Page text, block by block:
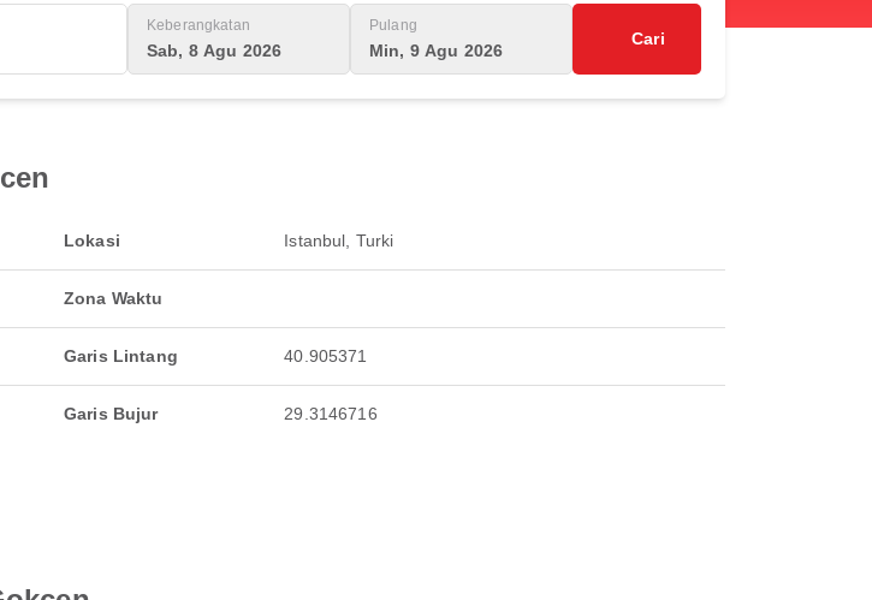
Keberangkatan
Sab, 8 Agu 2026
Pulang
Min, 9 Agu 2026
Cari
Lokasi Istanbul, Turki
Zona Waktu
Garis Lintang 40.905371
Garis Bujur 29.3146716